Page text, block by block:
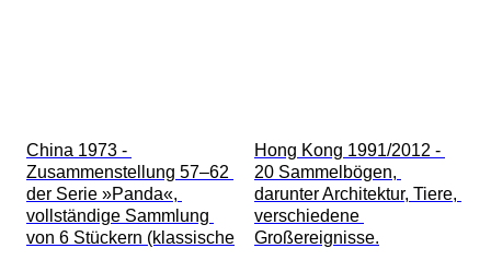
China 1973 -
Zusammenstellung 57–62
der Serie »Panda«,
vollständige Sammlung
von 6 Stückern (klassische
Hong Kong 1991/2012 -
20 Sammelbögen,
darunter Architektur, Tiere,
verschiedene
Großereignisse.